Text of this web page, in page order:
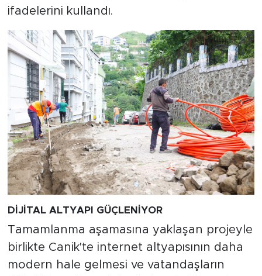
ifadelerini kullandı.
DİJİTAL ALTYAPI GÜÇLENİYOR
Tamamlanma aşamasına yaklaşan projeyle
birlikte Canik'te internet altyapısının daha
modern hale gelmesi ve vatandaşların